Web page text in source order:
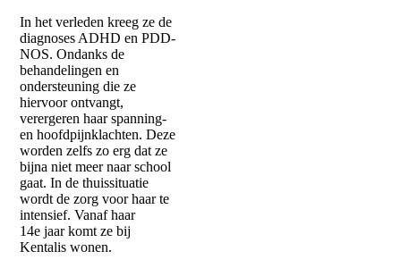
In het verleden kreeg ze de
diagnoses ADHD en PDD-
NOS. Ondanks de
behandelingen en
ondersteuning die ze
hiervoor ontvangt,
verergeren haar spanning-
en hoofdpijnklachten. Deze
worden zelfs zo erg dat ze
bijna niet meer naar school
gaat. In de thuissituatie
wordt de zorg voor haar te
intensief. Vanaf haar
14e jaar komt ze bij
Kentalis wonen.